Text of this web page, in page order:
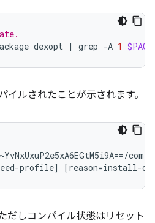
dexopt | grep -A 1
イルされたことが示されます。
だしコンパイル状態はリセット